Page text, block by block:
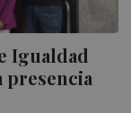
Igualdad
presencia